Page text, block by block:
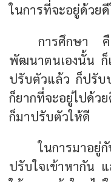
ในการที่จะอยู่ด้วย
การศึกษา คื
พัฒนาตนเองนั้น ก็
ปรับตัวแล้ว ก็ปรับ
ก็ยากที่จะอยู่ไปด้ว
ก็มาปรับตัวให้ดี
ในการมาอ
ปรับใจเข้าหากัน